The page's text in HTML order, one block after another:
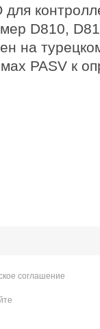
D810,
на
PASV к
соглашение